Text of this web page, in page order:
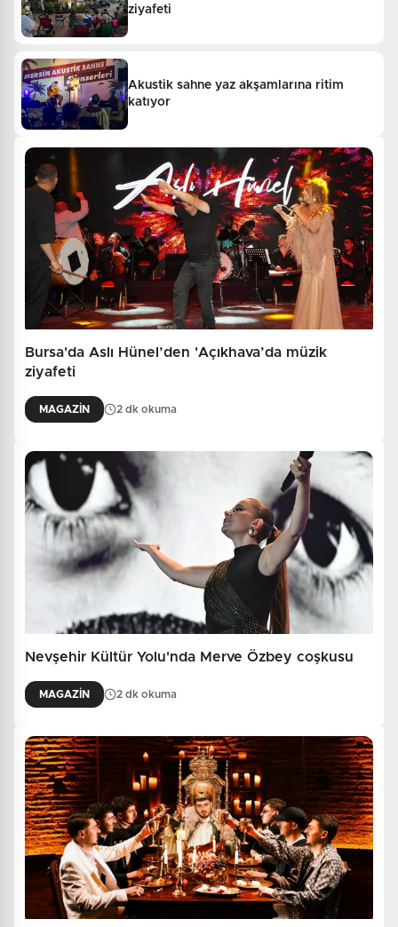
ziyafeti
Akustik sahne yaz akşamlarına ritim
katıyor
Bursa'da Aslı Hünel’den 'Açıkhava’da müzik
ziyafeti
MAGAZİN 2 dk okuma
Nevşehir Kültür Yolu'nda Merve Özbey coşkusu
MAGAZİN 2 dk okuma